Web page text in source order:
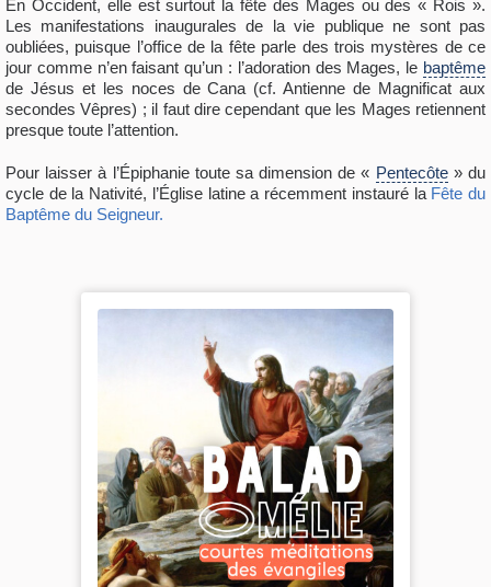
En Occident, elle est surtout la fête des Mages ou des « Rois ».
Les manifestations inaugurales de la vie publique ne sont pas
oubliées, puisque l’office de la fête parle des trois mystères de ce
jour comme n’en faisant qu’un : l’adoration des Mages, le baptême
de Jésus et les noces de Cana (cf. Antienne de Magnificat aux
secondes Vêpres) ; il faut dire cependant que les Mages retiennent
presque toute l’attention.
Pour laisser à l’Épiphanie toute sa dimension de « Pentecôte» du
cycle de la Nativité, l’Église latine a récemment instauré la Fête du
Baptême du Seigneur.